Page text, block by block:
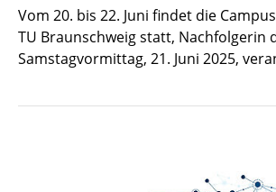
Vom 20. bis 22. Juni findet die
TU Braunschweig statt, Nachfolgerin
Samstagvormittag, 21. Juni 2025,